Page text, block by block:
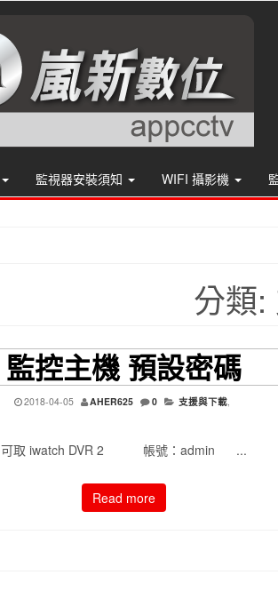
監視器安裝須知 WIFI 攝影機
分類:
監控主機 預設密碼
2018-04-05 AHER625 0 支援與下載,
可取 iwatch DVR 2 帳號：admin ...
Read more